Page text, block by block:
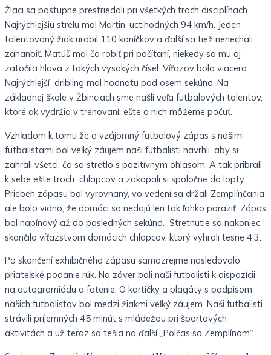
Žiaci sa postupne prestriedali pri všetkých troch disciplínach.
Najrýchlejšiu strelu mal Martin, uctihodných 94 km/h. Jeden
talentovaný žiak urobil 110 koníčkov a ďalší sa tiež nenechali
zahanbiť. Matúš mal čo robiť pri počítaní, niekedy sa mu aj
zatočila hlava z takých vysokých čísel. Víťazov bolo viacero.
Najrýchlejší dribling mal hodnotu pod osem sekúnd. Na
základnej škole v Žbinciach sme našli veľa futbalových talentov,
ktoré ak vydržia v trénovaní, ešte o nich môžeme počuť.
Vzhľadom k tomu že o vzájomný futbalový zápas s našimi
futbalistami bol veľký záujem naši futbalisti navrhli, aby si
zahrali všetci, čo sa stretlo s pozitívnym ohlasom. A tak pribrali
k sebe ešte troch chlapcov a zakopali si spoločne do lopty.
Priebeh zápasu bol vyrovnaný, vo vedení sa držali Zemplínčania
ale bolo vidno, že domáci sa nedajú len tak ľahko poraziť. Zápas
bol napínavý až do posledných sekúnd. Stretnutie sa nakoniec
skončilo víťazstvom domácich chlapcov, ktorý vyhrali tesne 4:3.
Po skončení exhibičného zápasu samozrejme nasledovalo
priateľské podanie rúk. Na záver boli naši futbalisti k dispozícii
na autogramiádu a fotenie. O kartičky a plagáty s podpisom
našich futbalistov bol medzi žiakmi veľký záujem. Naši futbalisti
strávili príjemných 45 minút s mládežou pri športových
aktivitách a už teraz sa tešia na ďalší „Polčas so Zemplínom“.